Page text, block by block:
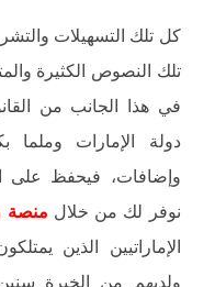
كل تلك التسهيلات
تلك النصوص الكثيرة
في هذا الجانب من
دولة الإمارات
وإضافات، فيحفظ على
نوفر لك من خلال منصة
الإماراتيين الذين
ولديهم من الخبرة